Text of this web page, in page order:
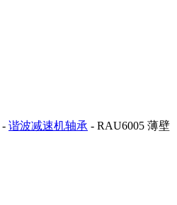
- 谐波减速机轴承 - RAU6005 薄壁